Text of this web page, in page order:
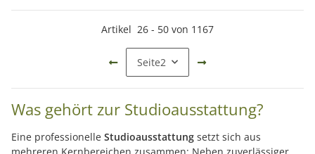
Artikel 26 - 50 von 1167
Seite2
Was gehört zur Studioausstattung?
Eine professionelle Studioausstattung setzt sich aus
mehreren Kernbereichen zusammen: Neben zuverlässiger